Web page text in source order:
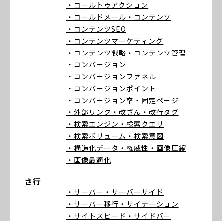
・コールトゥアクション
・コールドメール ・コンテンツ
・コンテンツSEO
・コンテンツマーケティング
・コンテンツ戦略 ・コンテンツ管理
・コンバージョン
・コンバージョンファネル
・コンバージョンポイント
・コンバージョン率 ・固定ページ
・外部リンク ・改ざん ・改行タグ
・検索エンジン ・検索クエリ
・検索ボリューム ・検索意図
・構造化データ ・権威性 ・画像圧縮
・画像最適化
さ行
・サーバー ・サーバーサイド
・サーバー移行 ・サイテーション
・サイトスピード ・サイドバー